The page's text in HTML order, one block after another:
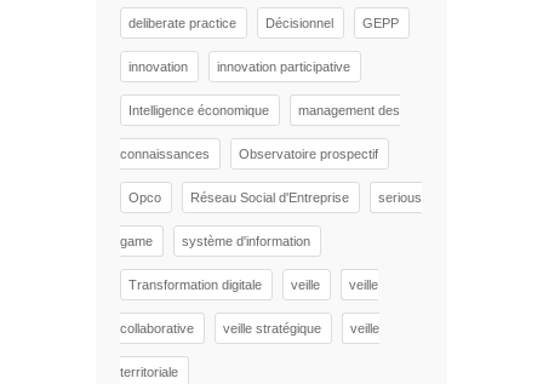
deliberate practice Décisionnel GEPP
innovation innovation participative
Intelligence économique management des
connaissances Observatoire prospectif
Opco Réseau Social d'Entreprise serious
game système d'information
Transformation digitale veille veille
collaborative veille stratégique veille
territoriale